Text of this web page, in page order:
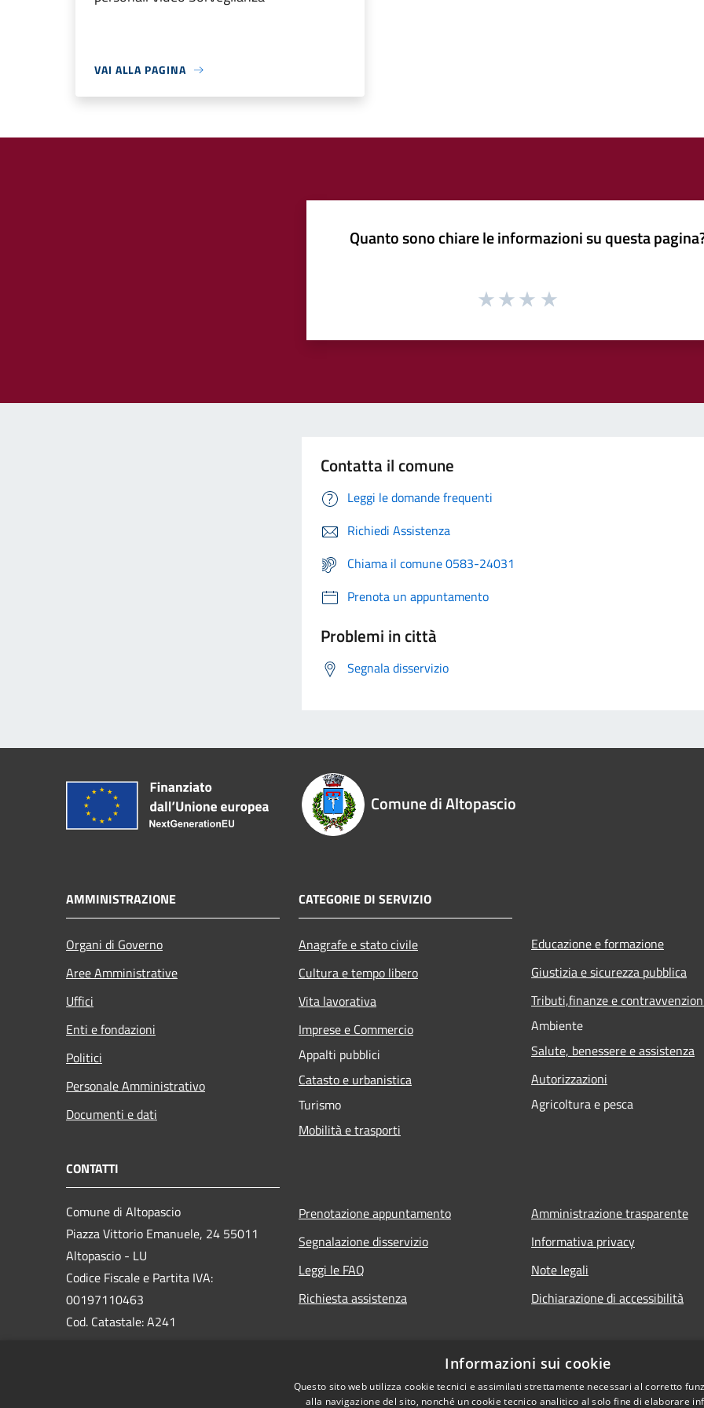
VAI ALLA PAGINA
Quanto sono chiare le informazioni su questa
Contatta il comune
Leggi le domande frequenti
Richiedi Assistenza
Chiama il comune 0583-24031
Prenota un appuntamento
Problemi in città
Segnala disservizio
Comune di Altopascio
AMMINISTRAZIONE
Organi di Governo
Aree Amministrative
Uffici
Enti e fondazioni
Politici
Personale Amministrativo
Documenti e dati
CATEGORIE DI SERVIZIO
Anagrafe e stato civile
Cultura e tempo libero
Vita lavorativa
Imprese e Commercio
Appalti pubblici
Catasto e urbanistica
Turismo
Mobilità e trasporti
Educazione e formazione
Giustizia e sicurezza pubblica
Tributi,finanze e
Ambiente
Salute, benessere e assistenza
Autorizzazioni
Agricoltura e pesca
CONTATTI
Comune di Altopascio
Piazza Vittorio Emanuele, 24 55011
Altopascio - LU
Codice Fiscale e Partita IVA:
00197110463
Cod. Catastale: A241
Prenotazione appuntamento
Segnalazione disservizio
Leggi le FAQ
Richiesta assistenza
Amministrazione trasparente
Informativa privacy
Note legali
Dichiarazione di accessibilità
Informazioni sui cookie
Questo sito web utilizza cookie tecnici e assimilati strettamente necessari al corretto
alla navigazione del sito, nonché un cookie tecnico analitico al solo fine di elaborare